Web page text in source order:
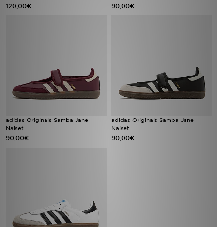
120,00€ 90,00€
adidas Originals Samba Jane
Naiset
90,00€
adidas Originals Samba Jane
Naiset
90,00€